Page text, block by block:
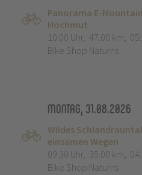
Panorama E-
Hochmut
10:00 Uhr, 47.00 km,
Bike Shop Naturns
Montag, 31.08.2026
Wildes
einsamen Wegen
09:30 Uhr, 35.00 km,
Bike Shop Naturns